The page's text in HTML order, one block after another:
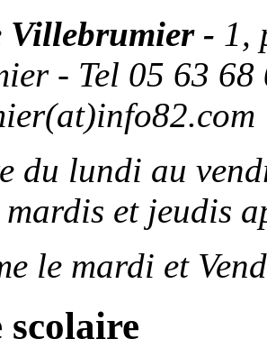
Villebrumier - 1,
- Tel 05 63
du lundi au
mardis et jeudis
le mardi et
scolaire